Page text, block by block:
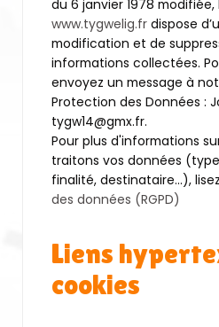
du 6 janvier 1978
www.tygwelig.fr dispose
modification et de
informations collectées.
envoyez un message à
Protection des Données :
tygw14@gmx.fr.
Pour plus d'informations
traitons vos données
finalité, destinataire...),
des données (RGPD)
Liens
cookies